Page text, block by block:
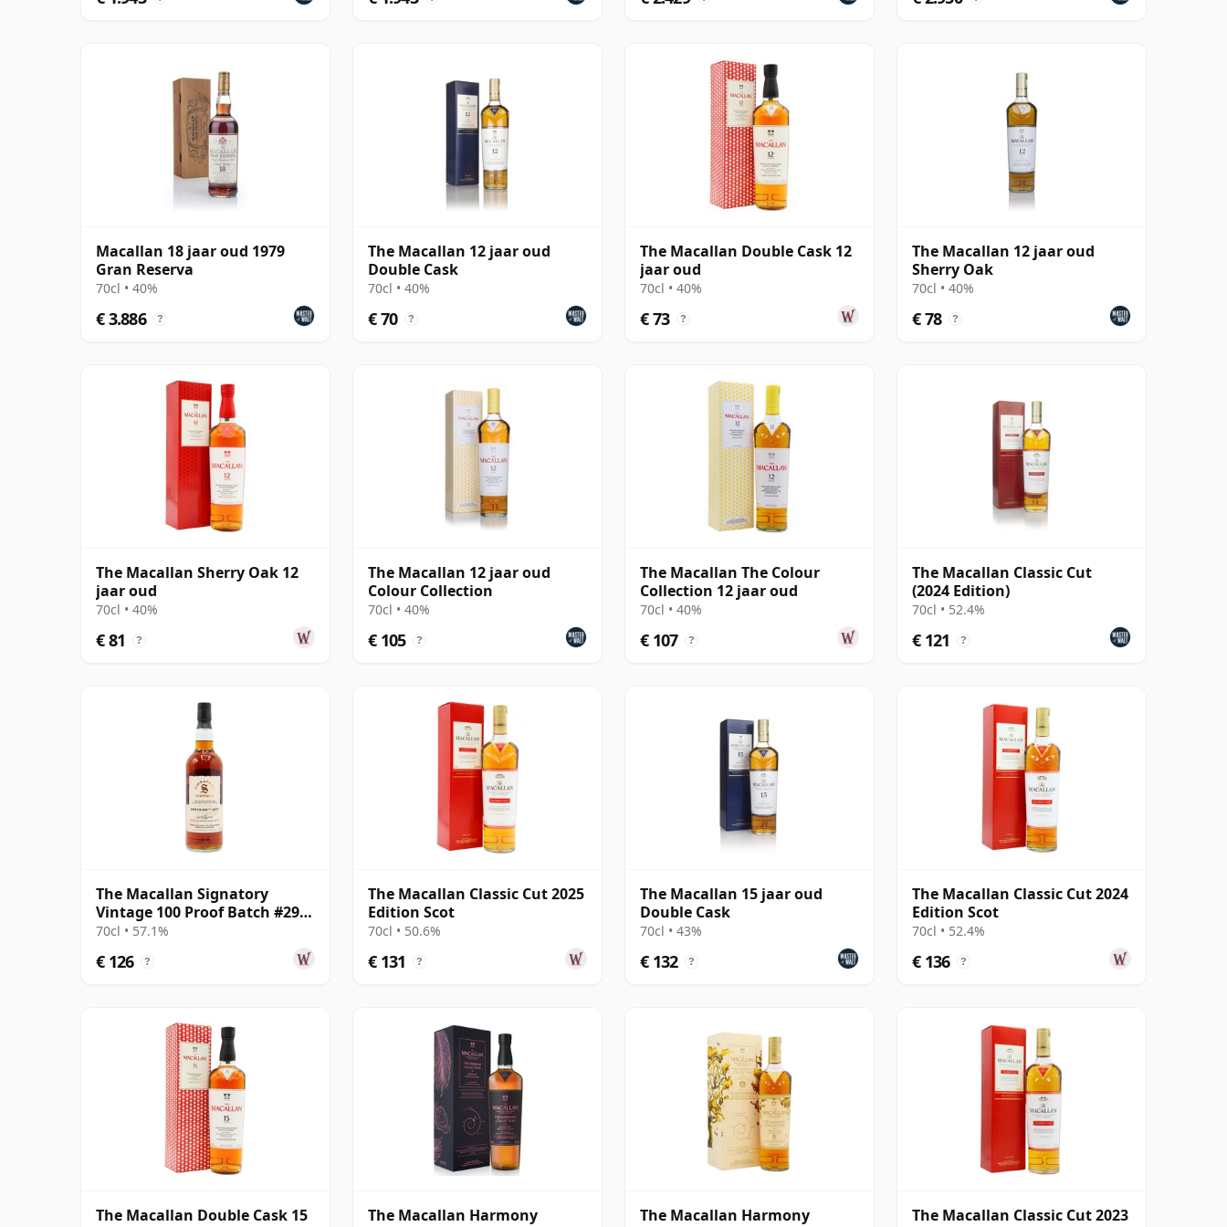
Macallan 18 jaar oud 1979
Gran Reserva
70cl • 40%
€ 3.886 ?
The Macallan 12 jaar oud
Double Cask
70cl • 40%
€ 70 ?
The Macallan Double Cask 12
jaar oud
70cl • 40%
€ 73 ?
The Macallan 12 jaar oud
Sherry Oak
70cl • 40%
€ 78 ?
The Macallan Sherry Oak 12
jaar oud
70cl • 40%
€ 81 ?
The Macallan 12 jaar oud
Colour Collection
70cl • 40%
€ 105 ?
The Macallan The Colour
Collection 12 jaar oud
70cl • 40%
€ 107 ?
The Macallan Classic Cut
(2024 Edition)
70cl • 52.4%
€ 121 ?
The Macallan Signatory
Vintage 100 Proof Batch #29
Single Malt 2011 13 jaar oud
70cl • 57.1%
€ 126 ?
The Macallan Classic Cut 2025
Edition Scot
70cl • 50.6%
€ 131 ?
The Macallan 15 jaar oud
Double Cask
70cl • 43%
€ 132 ?
The Macallan Classic Cut 2024
Edition Scot
70cl • 52.4%
€ 136 ?
The Macallan Double Cask 15
The Macallan Harmony
The Macallan Harmony
The Macallan Classic Cut 2023